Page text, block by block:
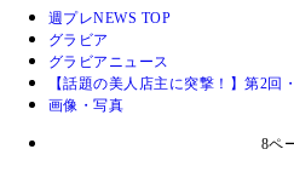
週プレNEWS TOP
グラビア
グラビアニュース
【話題の美人店主に突撃！】第2
画像・写真
8ペ